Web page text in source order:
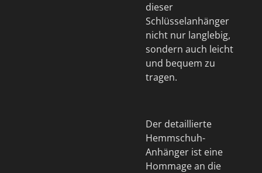
dieser
Schlüsselanhänger
nicht nur langlebig,
sondern auch leicht
und bequem zu
tragen.
Der detaillierte
Hemmschuh-
Anhänger ist eine
Hommage an die